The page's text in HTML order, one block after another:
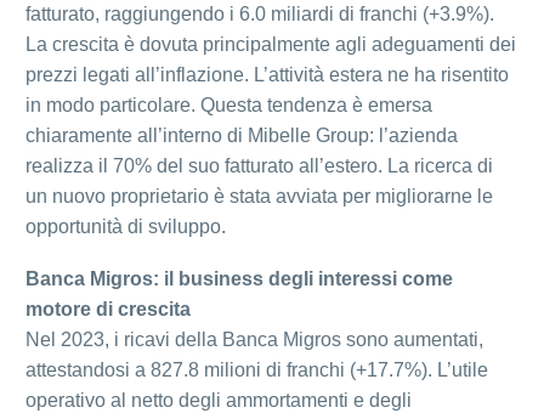
fatturato, raggiungendo i 6.0 miliardi di franchi (+3.9%).
La crescita è dovuta principalmente agli adeguamenti dei
prezzi legati all’inflazione. L’attività estera ne ha risentito
in modo particolare. Questa tendenza è emersa
chiaramente all’interno di Mibelle Group: l’azienda
realizza il 70% del suo fatturato all’estero. La ricerca di
un nuovo proprietario è stata avviata per migliorarne le
opportunità di sviluppo.
Banca Migros: il business degli interessi come
motore di crescita
Nel 2023, i ricavi della Banca Migros sono aumentati,
attestandosi a 827.8 milioni di franchi (+17.7%). L’utile
operativo al netto degli ammortamenti e degli